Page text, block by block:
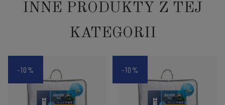
INNE PRODUKTY Z TEJ
KATEGORII
-10% -10%